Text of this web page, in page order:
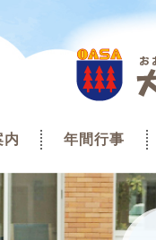
内 年間行事